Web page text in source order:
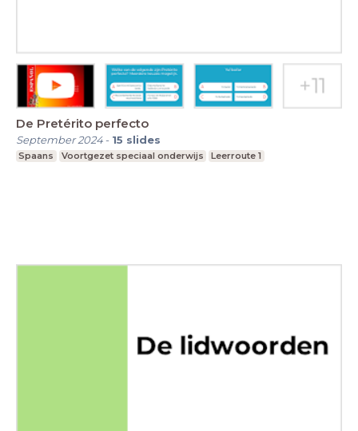
De Pretérito perfecto
September 2024- 15 slides
Spaans Voortgezet speciaal onderwijs Leerroute 1